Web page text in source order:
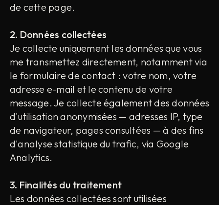
de cette page.
2. Données collectées
Je collecte uniquement les données que vous
me transmettez directement, notamment via
le formulaire de contact : votre nom, votre
adresse e-mail et le contenu de votre
message. Je collecte également des données
d'utilisation anonymisées — adresses IP, type
de navigateur, pages consultées — à des fins
d'analyse statistique du trafic, via Google
Analytics.
3. Finalités du traitement
Les données collectées sont utilisées